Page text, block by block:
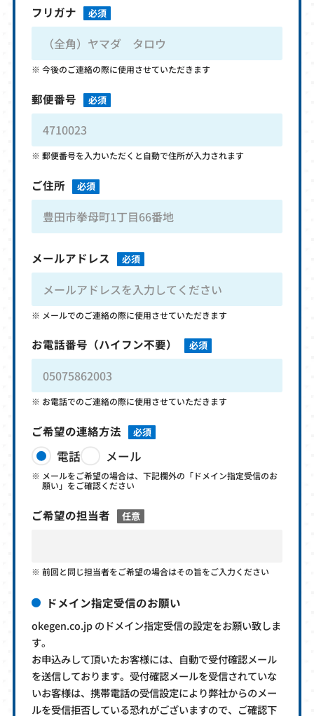
フリガナ 必須
今後のご連絡の際に使用させていただきます
郵便番号 必須
郵便番号を入力いただくと自動で住所が入力されます
ご住所 必須
メールアドレス 必須
メールでのご連絡の際に使用させていただきます
お電話番号 （ハイフン不要） 必須
お電話でのご連絡の際に使用させていただきます
ご希望の連絡方法 必須
電話 メール
メールをご希望の場合は、下記欄外の「ドメイン指定受信のお
願い」をご確認ください
ご希望の担当者 任意
前回と同じ担当者をご希望の場合はその旨をご入力ください
ドメイン指定受信のお願い
okegen.co.jp のドメイン指定受信の設定をお願い致しま
す。
お申込みして頂いたお客様には、自動で受付確認メール
を送信しております。受付確認メールを受信されていな
いお客様は、携帯電話の受信設定により弊社からのメー
ルを受信拒否している恐れがございますので、ご確認下